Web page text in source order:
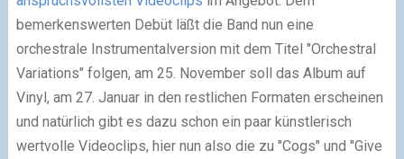
bemerkenswerten Debüt läßt die Band nun eine
orchestrale Instrumentalversion mit dem Titel "Orchestral
Variations" folgen, am 25. November soll das Album auf
Vinyl, am 27. Januar in den restlichen Formaten erscheinen
und natürlich gibt es dazu schon ein paar künstlerisch
wertvolle Videoclips, hier nun also die zu "Cogs" und "Give